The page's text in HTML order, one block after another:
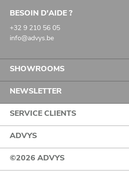
BESOIN D'AIDE ?
+32 9 210 56 05
info@advys.be
SHOWROOMS
NEWSLETTER
SERVICE CLIENTS
ADVYS
©2026 ADVYS